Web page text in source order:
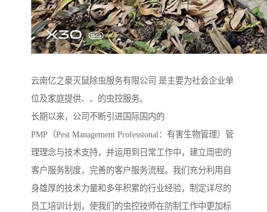
云南亿之豪灭鼠除虫服务有限公司 是主要为社会企业单
位及家庭提供、、的虫控服务。
长期以来，公司不断引进国际国内的
PMP（Pest Management Professional：有害生物管理）管
理理念与技术支持，并运用到日常工作中，建立周密的
客户服务制度，完善的客户服务流程。我们充分利用自
身雄厚的技术力量和多年积累的行业经验，制定详尽的
员工培训计划，使我们的虫控技师在防制工作中更加标